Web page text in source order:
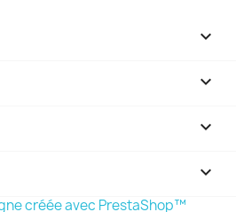



keyboard_arrow_down
créée avec PrestaShop™